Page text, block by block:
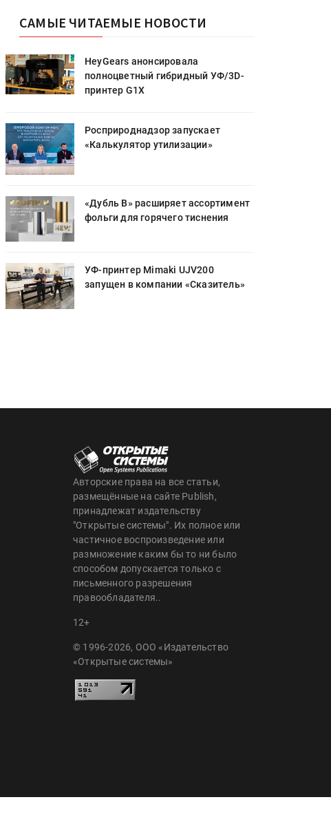
САМЫЕ ЧИТАЕМЫЕ НОВОСТИ
HeyGears анонсировала
полноцветный гибридный УФ/3D-
принтер G1X
Росприроднадзор запускает
«Калькулятор утилизации»
«Дубль В» расширяет ассортимент
фольги для горячего тиснения
УФ-принтер Mimaki UJV200
запущен в компании «Сказитель»
Авторские права на все статьи,
размещённые на сайте Publish,
принадлежат издательству
"Открытые системы". Их полное или
частичное воспроизведение или
размножение каким бы то ни было
способом допускается только с
письменного разрешения
правообладателя..
12+
© 1996-2026, ООО «Издательство
«Открытые системы»